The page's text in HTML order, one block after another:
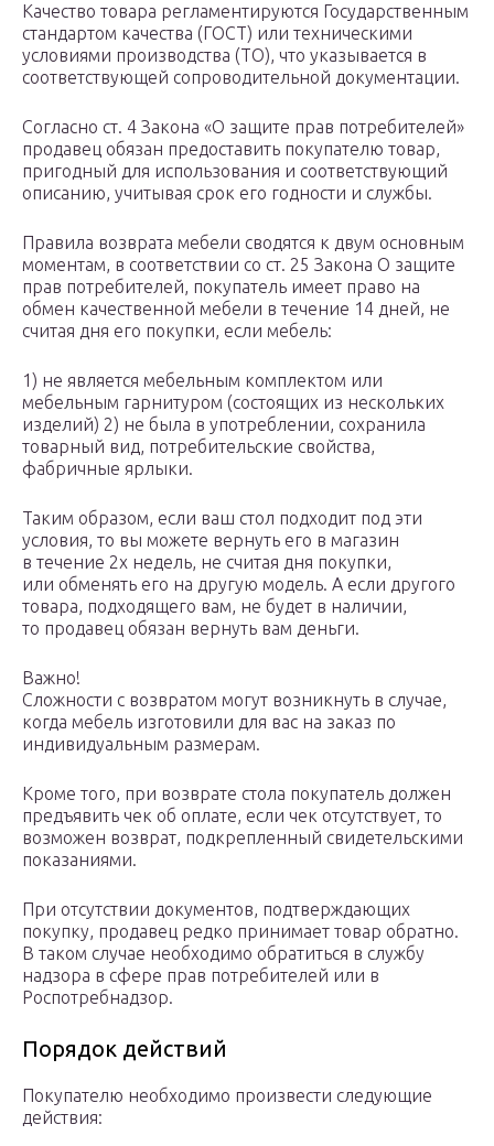
Качество товара регламентируются Государственным
стандартом качества (ГОСТ) или техническими
условиями производства (ТО), что указывается в
соответствующей сопроводительной документации.
Согласно ст. 4 Закона «О защите прав потребителей»
продавец обязан предоставить покупателю товар,
пригодный для использования и соответствующий
описанию, учитывая срок его годности и службы.
Правила возврата мебели сводятся к двум основным
моментам, в соответствии со ст. 25 Закона О защите
прав потребителей, покупатель имеет право на
обмен качественной мебели в течение 14 дней, не
считая дня его покупки, если мебель:
1) не является мебельным комплектом или
мебельным гарнитуром (состоящих из нескольких
изделий) 2) не была в употреблении, сохранила
товарный вид, потребительские свойства,
фабричные ярлыки.
Таким образом, если ваш стол подходит под эти
условия, то вы можете вернуть его в магазин
в течение 2х недель, не считая дня покупки,
или обменять его на другую модель. А если другого
товара, подходящего вам, не будет в наличии,
то продавец обязан вернуть вам деньги.
Важно!
Сложности с возвратом могут возникнуть в случае,
когда мебель изготовили для вас на заказ по
индивидуальным размерам.
Кроме того, при возврате стола покупатель должен
предъявить чек об оплате, если чек отсутствует, то
возможен возврат, подкрепленный свидетельскими
показаниями.
При отсутствии документов, подтверждающих
покупку, продавец редко принимает товар обратно.
В таком случае необходимо обратиться в службу
надзора в сфере прав потребителей или в
Роспотребнадзор.
Порядок действий
Покупателю необходимо произвести следующие
действия: